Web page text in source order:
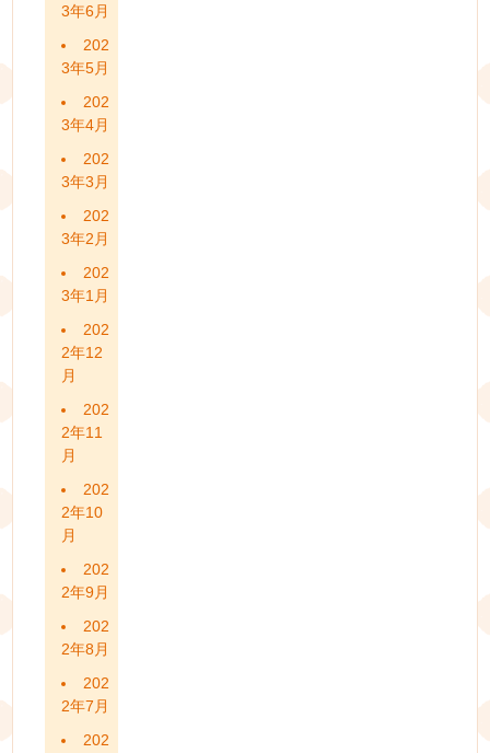
3年6月
202
3年5月
202
3年4月
202
3年3月
202
3年2月
202
3年1月
202
2年12
月
202
2年11
月
202
2年10
月
202
2年9月
202
2年8月
202
2年7月
202